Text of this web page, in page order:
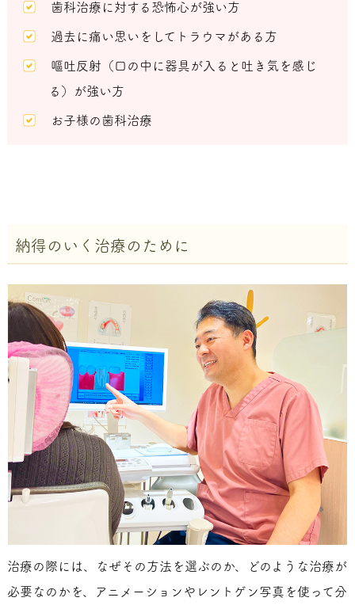
歯科治療に対する恐怖心が強い方
過去に痛い思いをしてトラウマがある方
嘔吐反射（口の中に器具が入ると吐き気を感じ
る）が強い方
お子様の歯科治療
納得のいく治療のために
治療の際には、なぜその方法を選ぶのか、どのような治療が
必要なのかを、アニメーションやレントゲン写真を使って分